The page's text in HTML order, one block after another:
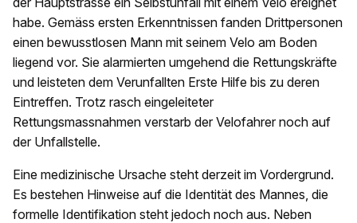
habe. Gemäss ersten Erkenntnissen fanden Drittpersonen
einen bewusstlosen Mann mit seinem Velo am Boden
liegend vor. Sie alarmierten umgehend die Rettungskräfte
und leisteten dem Verunfallten Erste Hilfe bis zu deren
Eintreffen. Trotz rasch eingeleiteter
Rettungsmassnahmen verstarb der Velofahrer noch auf
der Unfallstelle.
Eine medizinische Ursache steht derzeit im Vordergrund.
Es bestehen Hinweise auf die Identität des Mannes, die
formelle Identifikation steht jedoch noch aus. Neben